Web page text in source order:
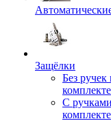
Защёлки
Без ручек
комплекте
С
комплекте